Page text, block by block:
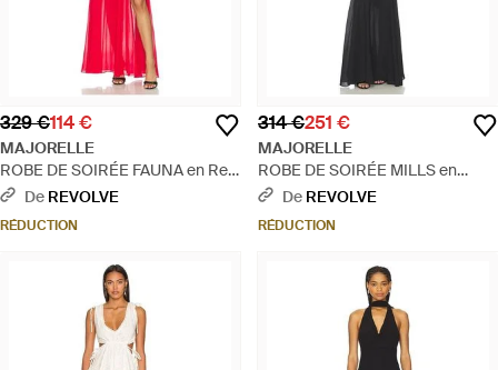
329 €114 €
MAJORELLE
ROBE DE SOIRÉE FAUNA en Red
- Rouge
De REVOLVE
RÉDUCTION
314 €251 €
MAJORELLE
ROBE DE SOIRÉE MILLS en
Black - Bleu
De REVOLVE
RÉDUCTION